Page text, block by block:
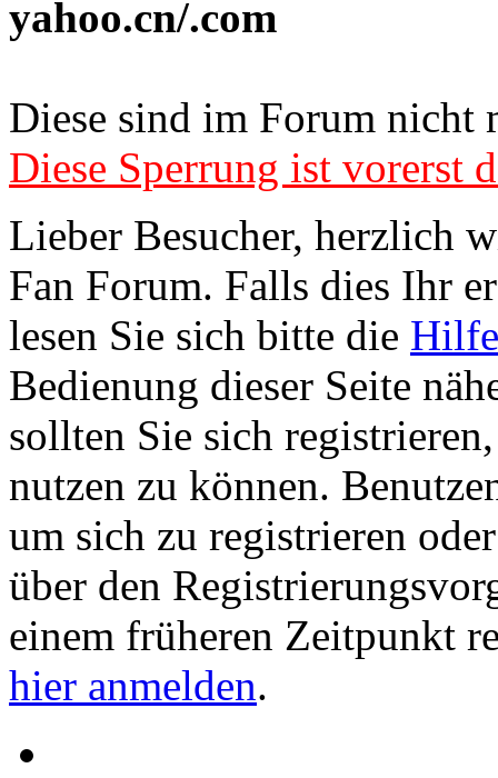
yahoo.cn/.com
Diese sind im Forum nicht
Diese Sperrung ist vorerst
Lieber Besucher, herzlich
Fan Forum. Falls dies Ihr
lesen Sie sich bitte die Hilfe
Bedienung dieser Seite
sollten Sie sich
nutzen zu können.
um sich zu registrieren
über den
einem früheren Zeitpunkt
hier anmelden.